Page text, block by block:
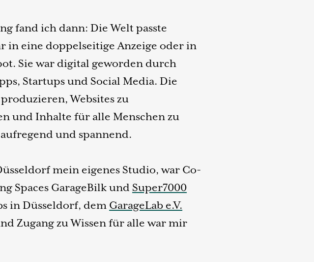
fand ich dann: Die Welt passte
in eine doppelseitige Anzeige oder in
Sie war digital geworden durch
Startups und Social Media. Die
Websites zu
und Inhalte für alle Menschen zu
und spannend.
mein eigenes Studio, war Co-
Spaces GarageBilk und Super7000
in Düsseldorf, dem GarageLab e.V.
Zugang zu Wissen für alle war mir